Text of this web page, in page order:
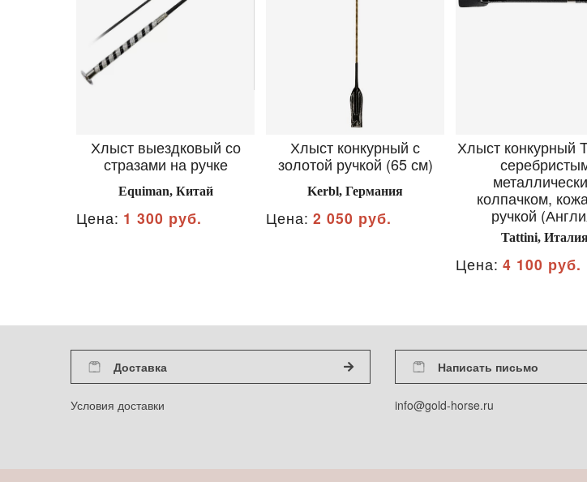
Хлыст выездковый со
стразами на ручке
Equiman, Китай
Цена: 1 300 руб.
Хлыст конкурный с
золотой ручкой (65 см)
Kerbl, Германия
Цена: 2 050 руб.
Хлыст конкурный
колпачком,
ручкой
Tattini,
Цена: 4 100 руб.
Доставка
Условия доставки
Написать письмо
info@gold-horse.ru